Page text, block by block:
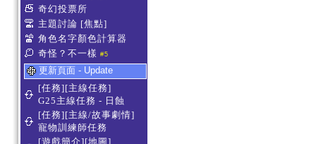
奇幻投票所
主題討論 [焦點]
角色名字顏色計算器
奇怪？不一樣 #5
更新頁面 - Update
[任務][主線任務]
G25主線任務 - 日蝕
[任務][主線/故事劇情]
寵物訓練師任務
[遊戲簡介][地圖]